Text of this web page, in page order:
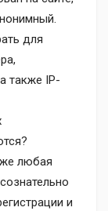
для
также IP-
любая
и